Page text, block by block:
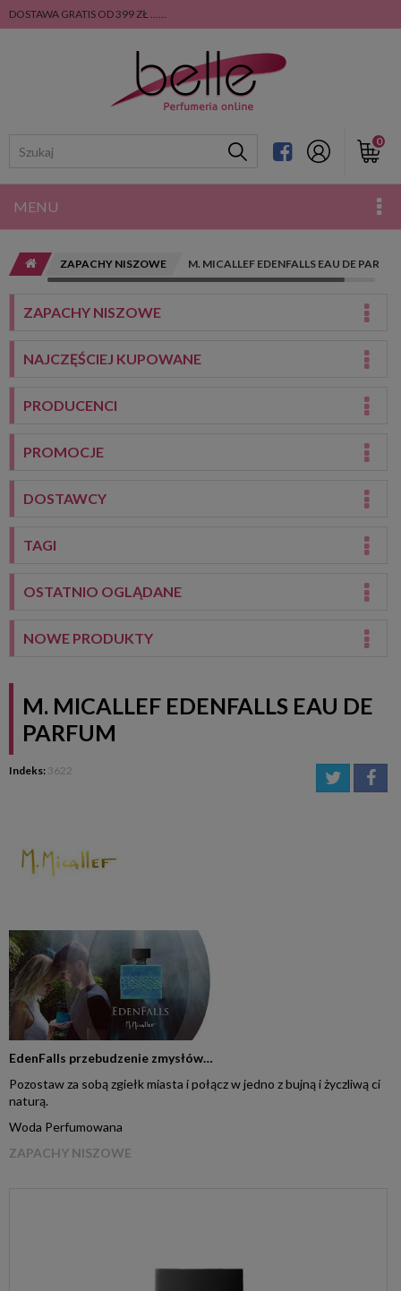
DOSTAWA GRATIS OD 399 ZŁ ......
0
MENU
ZAPACHY NISZOWE M. MICALLEF EDENFALLS EAU DE
ZAPACHY NISZOWE
NAJCZĘŚCIEJ KUPOWANE
PRODUCENCI
PROMOCJE
DOSTAWCY
TAGI
OSTATNIO OGLĄDANE
NOWE PRODUKTY
M. MICALLEF EDENFALLS EAU DE
PARFUM
Indeks: 3622
EdenFalls przebudzenie zmysłów…
Pozostaw za sobą zgiełk miasta i połącz w jedno z bujną i życzliwą ci
naturą.
Woda Perfumowana
ZAPACHY NISZOWE